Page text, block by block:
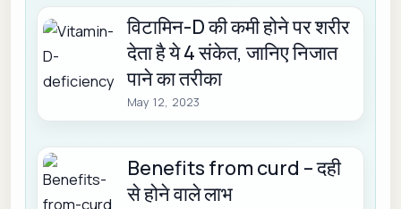
विटामिन-D की कमी होने पर शरीर
देता है ये 4 संकेत, जानिए निजात
पाने का तरीका
May 12, 2023
Benefits from curd – दही
से होने वाले लाभ